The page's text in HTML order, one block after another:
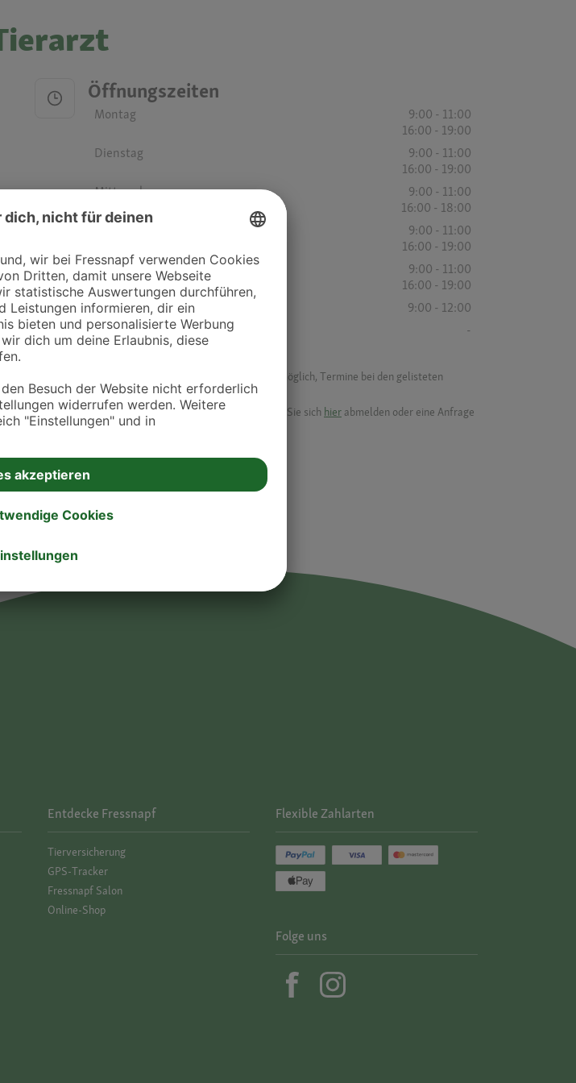
Öffnungszeiten
Montag
9:00 - 11:00
16:00 - 19:00
Dienstag
9:00 - 11:00
16:00 - 19:00
Mittwoch
9:00 - 11:00
16:00 - 18:00
9:00 - 11:00
16:00 - 19:00
Freitag
9:00 - 11:00
16:00 - 19:00
Samstag
9:00 - 12:00
Sonntag
-
übersichtlich anzuzeigen. Über Dr. Fressnapf ist es nicht möglich, Termine bei den gelisteten
hierfür direkt an die jeweilige Praxis oder Klinik.
gelistet werden oder Ihre Daten ändern möchten, können Sie sich hier abmelden oder eine Anfrage
Entdecke Fressnapf
Tierversicherung
GPS-Tracker
Fressnapf Salon
Online-Shop
Flexible Zahlarten
Folge uns